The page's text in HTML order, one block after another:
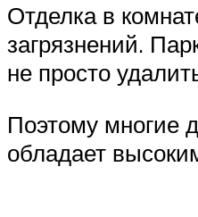
Отделка в
загрязнений.
не просто
Поэтому многие
обладает